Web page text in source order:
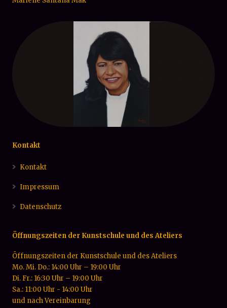
Kontakt
Kontakt
Impressum
Öffnungszeiten der Kunstschule und des Ateliers
Öffnungszeiten der Kunstschule und des Ateliers
Mo. Mi. Do.: 14:00 Uhr – 19:00 Uhr
Di. Fr.: 16:30 Uhr – 19:00 Uhr
Sa.: 11:00 Uhr - 14:00 Uhr